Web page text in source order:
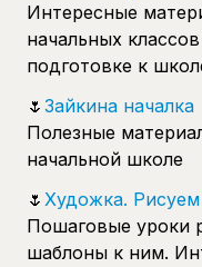
Интересные
начальных
подготовке к
🌷 Зайкина началка
Полезные
начальной школе
🌷 Художка.
Пошаговые уроки
шаблоны к ним.